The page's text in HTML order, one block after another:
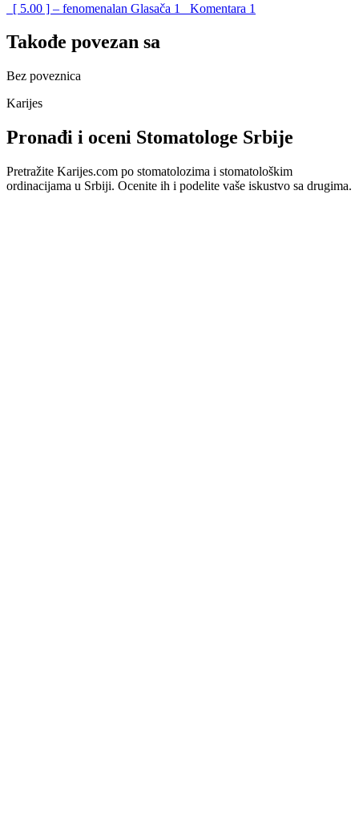
[ 5.00 ] – fenomenalan Glasača 1 Komentara 1
Takođe povezan sa
Bez poveznica
Karijes
Pronađi i oceni Stomatologe Srbije
Pretražite Karijes.com po stomatolozima i stomatološkim
ordinacijama u Srbiji. Ocenite ih i podelite vaše iskustvo sa drugima.